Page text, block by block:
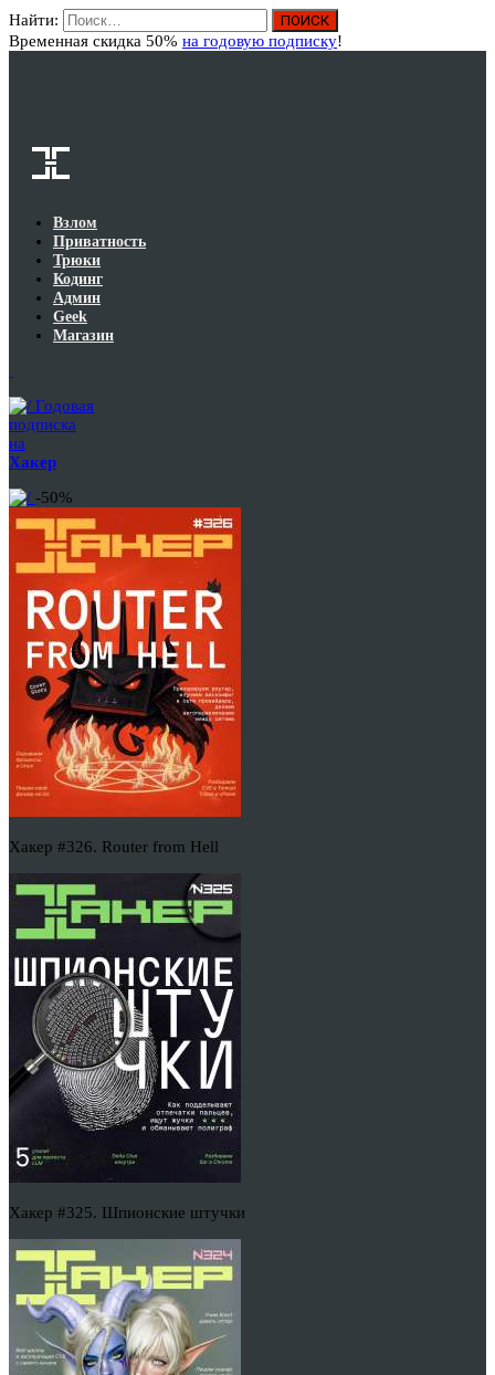
Найти:
Временная скидка 50% на годовую подписку!
Взлом
Приватность
Трюки
Кодинг
Админ
Geek
Магазин
Годовая
подписка
на
Хакер
-50%
Хакер #326. Router from Hell
Хакер #325. Шпионские штучки